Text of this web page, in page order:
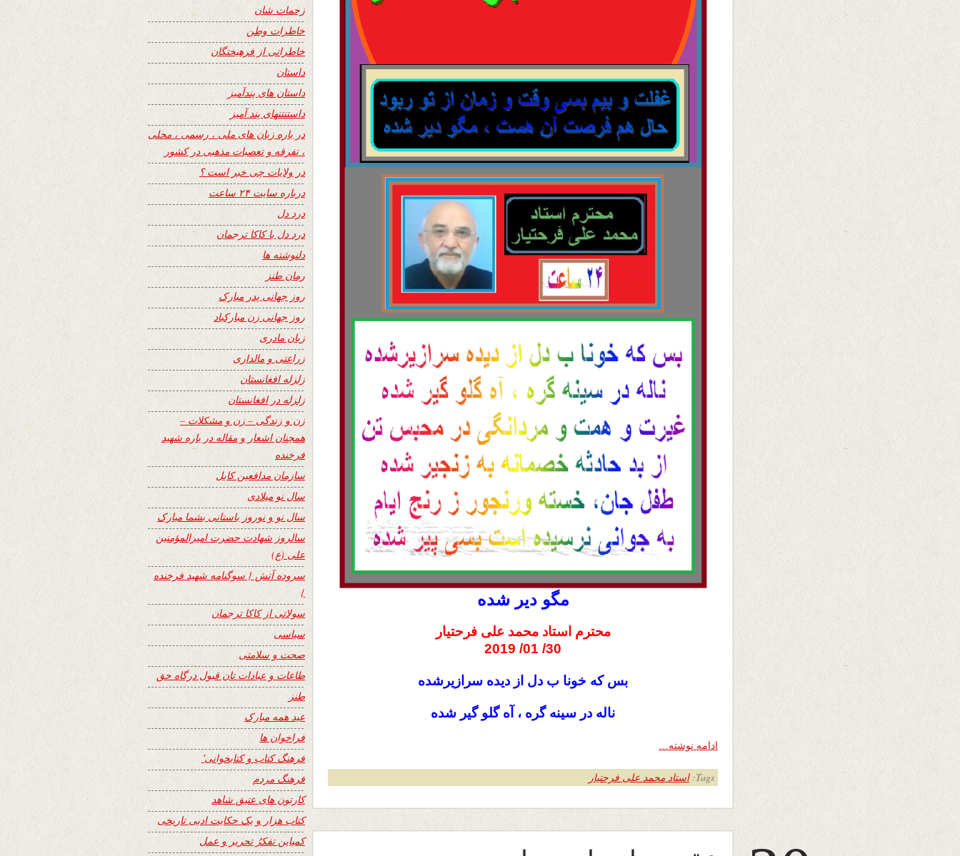
مگو دير شده
محترم استاد محمد على فرحتيار
30/ 01/ 2019
بس كه خونا ب دل از ديده سرازيرشده
ناله در سينه گره ، آه گلو گير شده
ادامه نوشته…
Tags: استاد محمد علی فرحتیار
زحمات شان
خاطرات وطن
خاطراتی از فرهیختگان
داستان
داستان های پندآمیز
داستنتنهای پند آمیز
در باره زبان های ملی ، رسمی ، محلی
، تفرقه و تعصبات مذهبی در کشور
در ولایات چی خبر است ؟
درباره سایت ۲۴ ساعت
درد دل
درد دل با کاکا ترجمان
دلنوشته ها
رمان طنز
روز جهانی پدر مبارک
روز جهانی زن مبارکباد
زبان مادری
زراعتی و مالداری
زلزله افغانستان
زلزله در افغانستان
زن و زندگی – زن و مشکلات –
همچنان اشعار و مقاله در باره شهید
فرخنده
سازمان مدافعین کابل
سال نو میلادی
سال نو و نوروز باستانی بشما مبارک
سالروز شهادت حضرت امیرالمؤمنین
علی (ع)
سروده آتش { سوگنامه شهید فرخنده
}
سولاتی از کاکا ترجمان
سیاسی
صحت و سلامتی
طاعات و عبادات تان قبول درگاه حق
طنز
عید همه مبارک
فراخوان ها
فرهنگ کتاب و کتابخوانی٬
فرهنگ مردم
کارتون های عتیق شاهد
کتاب هزار و یک حکایت ادبی تاریخی
کمپاین تفکرُ تحریر و عمل